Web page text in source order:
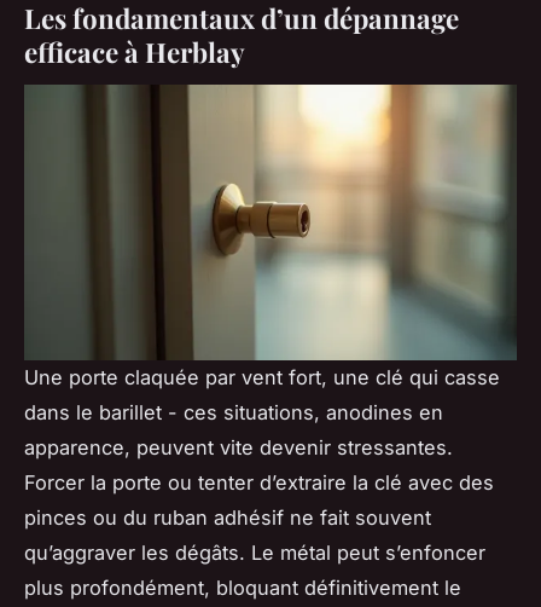
Les fondamentaux d’un dépannage
efficace à Herblay
Une porte claquée par vent fort, une clé qui casse
dans le barillet - ces situations, anodines en
apparence, peuvent vite devenir stressantes.
Forcer la porte ou tenter d’extraire la clé avec des
pinces ou du ruban adhésif ne fait souvent
qu’aggraver les dégâts. Le métal peut s’enfoncer
plus profondément, bloquant définitivement le